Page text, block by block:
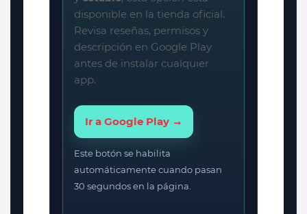
disponible en la tienda oficial.
Revisa reseñas, permisos y
descripción en Google Play
antes de instalar cualquier
app.
Ir a Google Play →
Este botón se habilita
automáticamente cuando pasan
30 segundos en la página.